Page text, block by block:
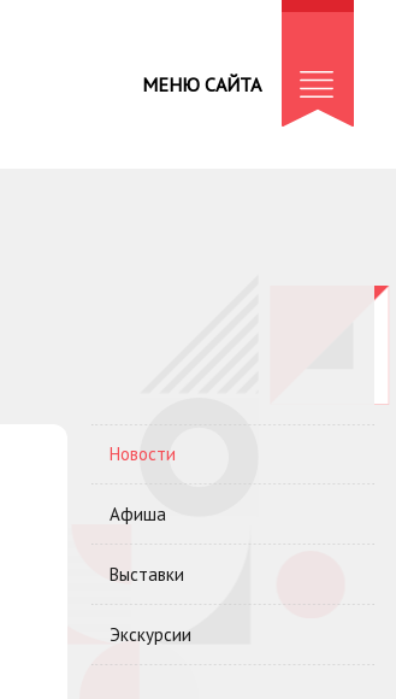
МЕНЮ САЙТА
Новости
Афиша
Выставки
Экскурсии